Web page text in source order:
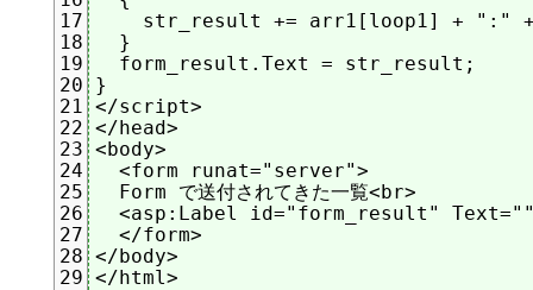
17
18
19
20
21
22
23
24
25
26
27
28
29
str_result += arr1[loop1] + ":"
  }
  form_result.Text = str_result;
}
</script>
</head>
<body>
  <form runat="server">
  Form で送付されてきた一覧<br>
<asp:Label id="form_result"
  </form>
</body>